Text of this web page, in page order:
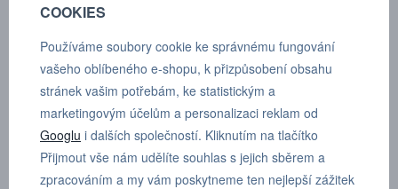
KH 18 MK (G 1/8”)
KH 38 MK (G 3/8”)
COOKIES
Používáme soubory cookie ke správnému fungování
vašeho oblíbeného e-shopu, k přizpůsobení obsahu
stránek vašim potřebám, ke statistickým a
marketingovým účelům a personalizaci reklam od
Googlu i dalších společností. Kliknutím na tlačítko
Přijmout vše nám udělíte souhlas s jejich sběrem a
zpracováním a my vám poskytneme ten nejlepší zážitek